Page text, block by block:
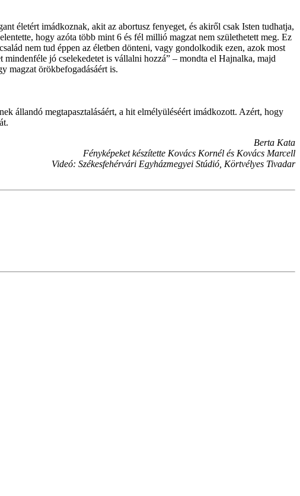
életért imádkoznak, akit az abortusz fenyeget, és akiről csak Isten tudhatja,
hogy azóta több mint 6 és fél millió magzat nem születhetett meg. Ez
nem tud éppen az életben dönteni, vagy gondolkodik ezen, azok most
jó cselekedetet is vállalni hozzá” – mondta el Hajnalka, majd
magzat örökbefogadásáért is.
állandó megtapasztalásáért, a hit elmélyüléséért imádkozott. Azért, hogy
Berta Kata
Fényképeket készítette Kovács Kornél és Kovács Marcell
Videó: Székesfehérvári Egyházmegyei Stúdió, Körtvélyes Tivadar